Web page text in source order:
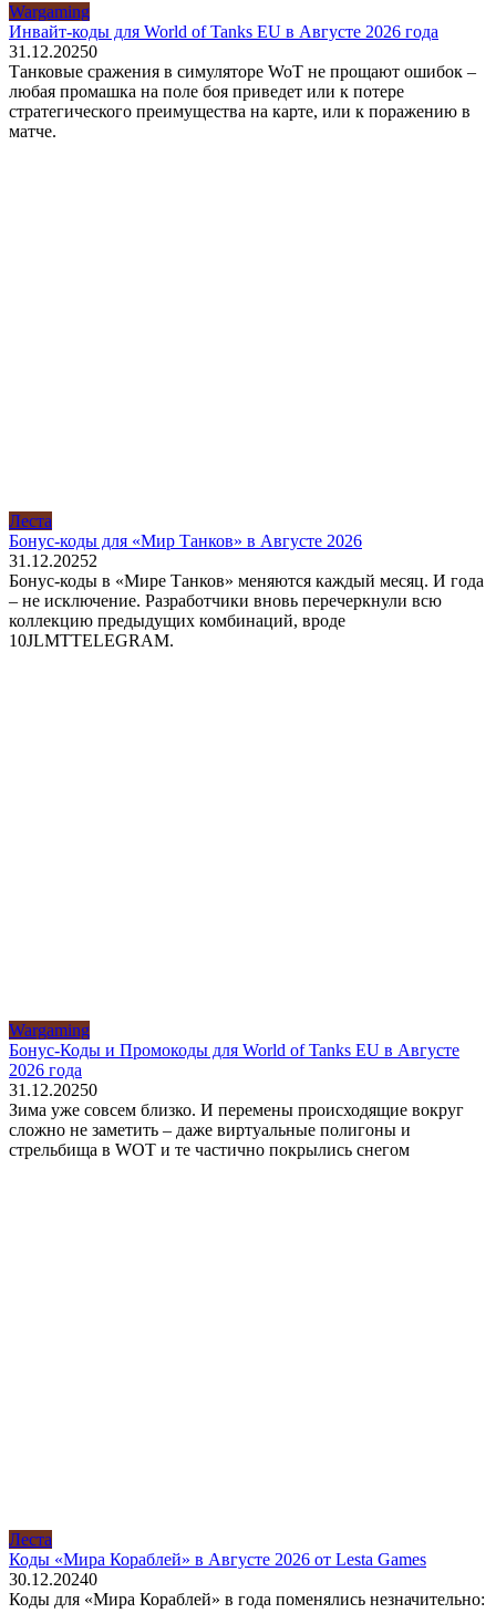
Wargaming
Инвайт-коды для World of Tanks EU в Августе 2026 года
31.12.20250
Танковые сражения в симуляторе WoT не прощают ошибок –
любая промашка на поле боя приведет или к потере
стратегического преимущества на карте, или к поражению в
матче.
Леста
Бонус-коды для «Мир Танков» в Августе 2026
31.12.20252
Бонус-коды в «Мире Танков» меняются каждый месяц. И года
– не исключение. Разработчики вновь перечеркнули всю
коллекцию предыдущих комбинаций, вроде
10JLMTTELEGRAM.
Wargaming
Бонус-Коды и Промокоды для World of Tanks EU в Августе
2026 года
31.12.20250
Зима уже совсем близко. И перемены происходящие вокруг
сложно не заметить – даже виртуальные полигоны и
стрельбища в WOT и те частично покрылись снегом
Леста
Коды «Мира Кораблей» в Августе 2026 от Lesta Games
30.12.20240
Коды для «Мира Кораблей» в года поменялись незначительно: